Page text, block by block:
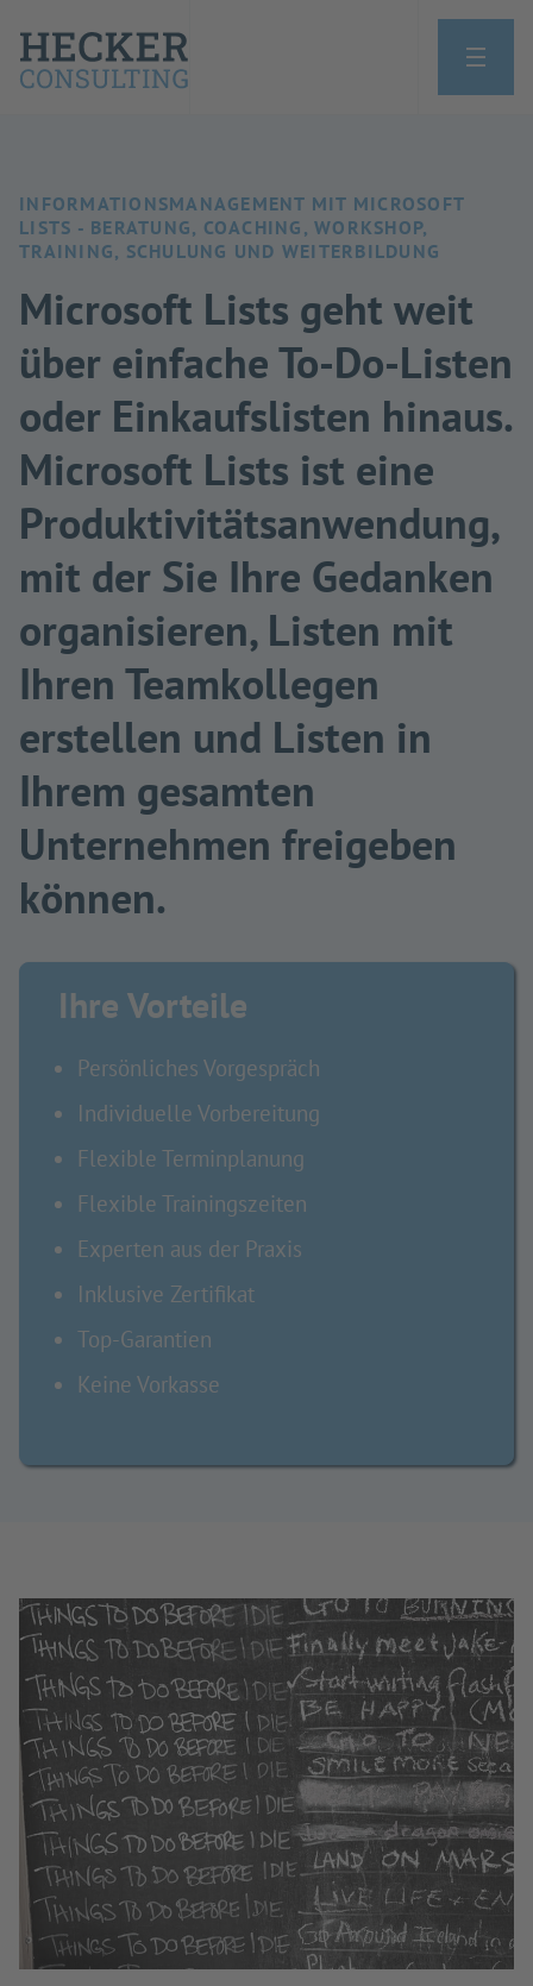
INFORMATIONSMANAGEMENT MIT MICROSOFT
LISTS - BERATUNG, COACHING, WORKSHOP,
TRAINING, SCHULUNG UND WEITERBILDUNG
Microsoft Lists geht weit
über einfache To-Do-Listen
oder Einkaufslisten hinaus.
Microsoft Lists ist eine
Produktivitätsanwendung,
mit der Sie Ihre Gedanken
organisieren, Listen mit
Ihren Teamkollegen
erstellen und Listen in
Ihrem gesamten
Unternehmen freigeben
können.
Ihre Vorteile
Persönliches Vorgespräch
Individuelle Vorbereitung
Flexible Terminplanung
Flexible Trainingszeiten
Experten aus der Praxis
Inklusive Zertifikat
Top-Garantien
Keine Vorkasse